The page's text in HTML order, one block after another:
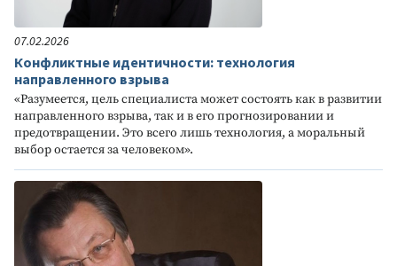
07.02.2026
Конфликтные идентичности: технология
направленного взрыва
«Разумеется, цель специалиста может состоять как в развитии
направленного взрыва, так и в его прогнозировании и
предотвращении. Это всего лишь технология, а моральный
выбор остается за человеком».